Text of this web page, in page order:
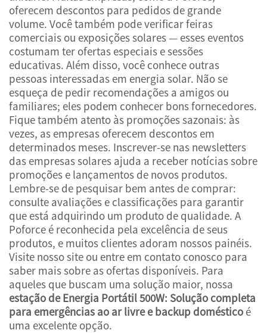
oferecem descontos para pedidos de grande
volume. Você também pode verificar feiras
comerciais ou exposições solares — esses eventos
costumam ter ofertas especiais e sessões
educativas. Além disso, você conhece outras
pessoas interessadas em energia solar. Não se
esqueça de pedir recomendações a amigos ou
familiares; eles podem conhecer bons fornecedores.
Fique também atento às promoções sazonais: às
vezes, as empresas oferecem descontos em
determinados meses. Inscrever-se nas newsletters
das empresas solares ajuda a receber notícias sobre
promoções e lançamentos de novos produtos.
Lembre-se de pesquisar bem antes de comprar:
consulte avaliações e classificações para garantir
que está adquirindo um produto de qualidade. A
Poforce é reconhecida pela excelência de seus
produtos, e muitos clientes adoram nossos painéis.
Visite nosso site ou entre em contato conosco para
saber mais sobre as ofertas disponíveis. Para
aqueles que buscam uma solução maior, nossa
estação de Energia Portátil 500W: Solução completa
para emergências ao ar livre e backup doméstico é
uma excelente opção.